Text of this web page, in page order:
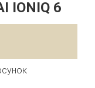
IONIQ 6